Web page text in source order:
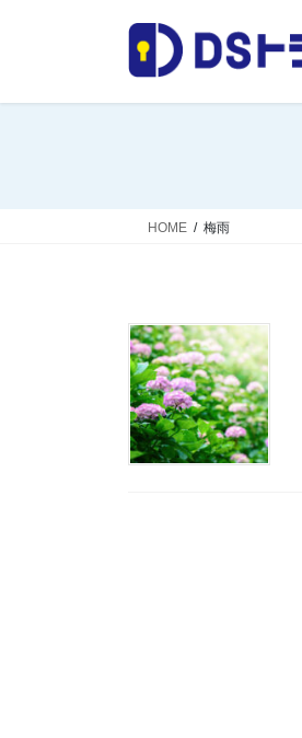
HOME 梅雨